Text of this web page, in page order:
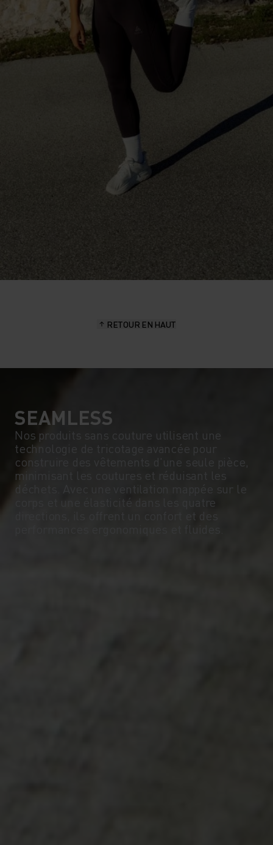
RETOUR EN HAUT
SEAMLESS
Nos produits sans couture utilisent une
technologie de tricotage avancée pour
construire des vêtements d'une seule pièce,
minimisant les coutures et réduisant les
déchets. Avec une ventilation mappée sur le
corps et une élasticité dans les quatre
directions, ils offrent un confort et des
performances ergonomiques et fluides.